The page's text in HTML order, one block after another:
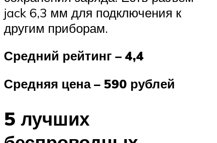
jack 6,3 мм для подключения к
другим приборам.
Средний рейтинг – 4,4
Средняя цена – 590 рублей
5 лучших